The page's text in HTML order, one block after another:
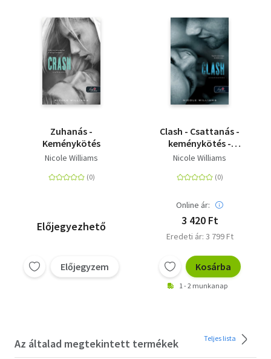
Zuhanás -
Keménykötés
Nicole Williams
Előjegyezhető
Előjegyzem
Clash - Csattanás -
keménykötés -
Zuhanás 2.
Nicole Williams
Online ár:
3 420 Ft
Eredeti ár: 3 799 Ft
Kosárba
1 - 2 munkanap
Az általad megtekintett termékek Teljes lista